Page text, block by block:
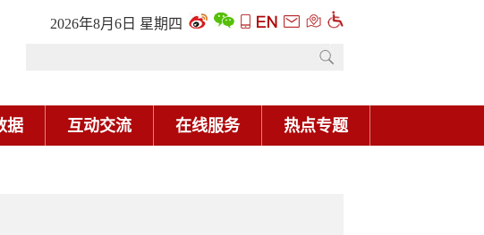
2026年8月6日 星期四
据 互动交流 在线服务 热点专题